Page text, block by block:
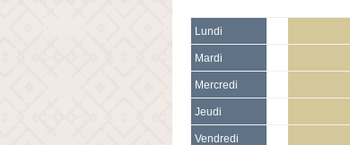
Lundi
Mardi
Mercredi
Jeudi
Vendredi